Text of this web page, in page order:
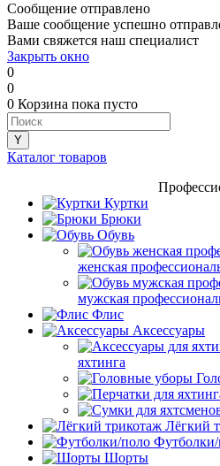
Сообщение отправлено
Ваше сообщение успешно
Вами свяжется наш специалист
Закрыть окно
0
0
0 Корзина пока пусто
Каталог товаров
Куртки
Брюки
Обувь
женская
мужская
Флис
Аксессуары
яхтинга
Лёгкий
Шорты